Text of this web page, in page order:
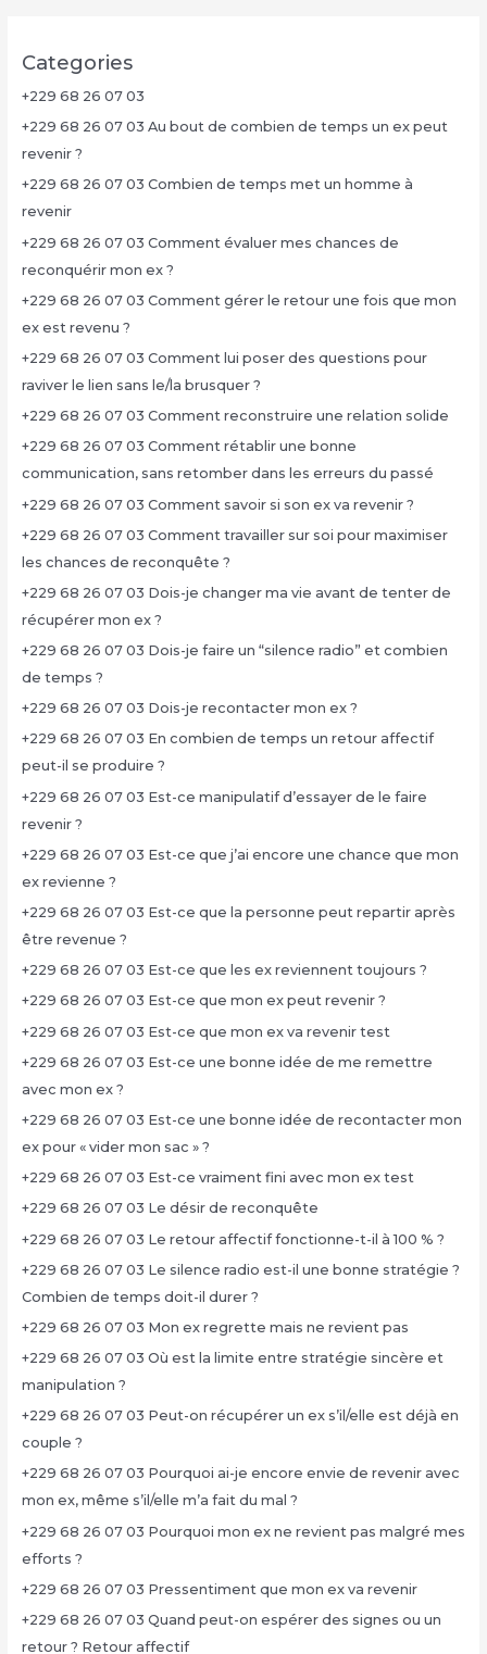
Categories
+229 68 26 07 03
+229 68 26 07 03 Au bout de combien de temps un ex peut
revenir ?
+229 68 26 07 03 Combien de temps met un homme à
revenir
+229 68 26 07 03 Comment évaluer mes chances de
reconquérir mon ex ?
+229 68 26 07 03 Comment gérer le retour une fois que mon
ex est revenu ?
+229 68 26 07 03 Comment lui poser des questions pour
raviver le lien sans le/la brusquer ?
+229 68 26 07 03 Comment reconstruire une relation solide
+229 68 26 07 03 Comment rétablir une bonne
communication, sans retomber dans les erreurs du passé
+229 68 26 07 03 Comment savoir si son ex va revenir ?
+229 68 26 07 03 Comment travailler sur soi pour maximiser
les chances de reconquête ?
+229 68 26 07 03 Dois-je changer ma vie avant de tenter de
récupérer mon ex ?
+229 68 26 07 03 Dois-je faire un “silence radio” et combien
de temps ?
+229 68 26 07 03 Dois-je recontacter mon ex ?
+229 68 26 07 03 En combien de temps un retour affectif
peut-il se produire ?
+229 68 26 07 03 Est-ce manipulatif d’essayer de le faire
revenir ?
+229 68 26 07 03 Est-ce que j’ai encore une chance que mon
ex revienne ?
+229 68 26 07 03 Est-ce que la personne peut repartir après
être revenue ?
+229 68 26 07 03 Est-ce que les ex reviennent toujours ?
+229 68 26 07 03 Est-ce que mon ex peut revenir ?
+229 68 26 07 03 Est-ce que mon ex va revenir test
+229 68 26 07 03 Est-ce une bonne idée de me remettre
avec mon ex ?
+229 68 26 07 03 Est-ce une bonne idée de recontacter mon
ex pour « vider mon sac » ?
+229 68 26 07 03 Est-ce vraiment fini avec mon ex test
+229 68 26 07 03 Le désir de reconquête
+229 68 26 07 03 Le retour affectif fonctionne-t-il à 100 % ?
+229 68 26 07 03 Le silence radio est-il une bonne stratégie ?
Combien de temps doit-il durer ?
+229 68 26 07 03 Mon ex regrette mais ne revient pas
+229 68 26 07 03 Où est la limite entre stratégie sincère et
manipulation ?
+229 68 26 07 03 Peut-on récupérer un ex s’il/elle est déjà en
couple ?
+229 68 26 07 03 Pourquoi ai-je encore envie de revenir avec
mon ex, même s’il/elle m’a fait du mal ?
+229 68 26 07 03 Pourquoi mon ex ne revient pas malgré mes
efforts ?
+229 68 26 07 03 Pressentiment que mon ex va revenir
+229 68 26 07 03 Quand peut-on espérer des signes ou un
retour ? Retour affectif